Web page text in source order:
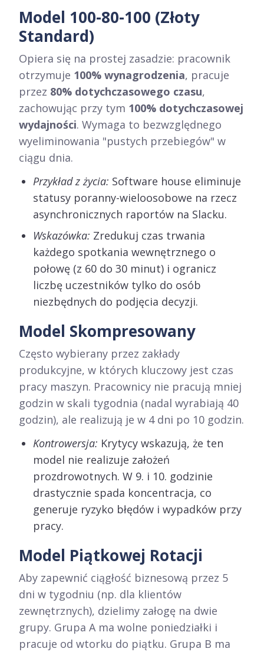
Model 100-80-100 (Złoty
Standard)
Opiera się na prostej zasadzie: pracownik
otrzymuje 100% wynagrodzenia, pracuje
przez 80% dotychczasowego czasu,
zachowując przy tym 100% dotychczasowej
wydajności. Wymaga to bezwzględnego
wyeliminowania "pustych przebiegów" w
ciągu dnia.
Przykład z życia: Software house eliminuje
statusy poranny-wieloosobowe na rzecz
asynchronicznych raportów na Slacku.
Wskazówka: Zredukuj czas trwania
każdego spotkania wewnętrznego o
połowę (z 60 do 30 minut) i ogranicz
liczbę uczestników tylko do osób
niezbędnych do podjęcia decyzji.
Model Skompresowany
Często wybierany przez zakłady
produkcyjne, w których kluczowy jest czas
pracy maszyn. Pracownicy nie pracują mniej
godzin w skali tygodnia (nadal wyrabiają 40
godzin), ale realizują je w 4 dni po 10 godzin.
Kontrowersja: Krytycy wskazują, że ten
model nie realizuje założeń
prozdrowotnych. W 9. i 10. godzinie
drastycznie spada koncentracja, co
generuje ryzyko błędów i wypadków przy
pracy.
Model Piątkowej Rotacji
Aby zapewnić ciągłość biznesową przez 5
dni w tygodniu (np. dla klientów
zewnętrznych), dzielimy załogę na dwie
grupy. Grupa A ma wolne poniedziałki i
pracuje od wtorku do piątku. Grupa B ma